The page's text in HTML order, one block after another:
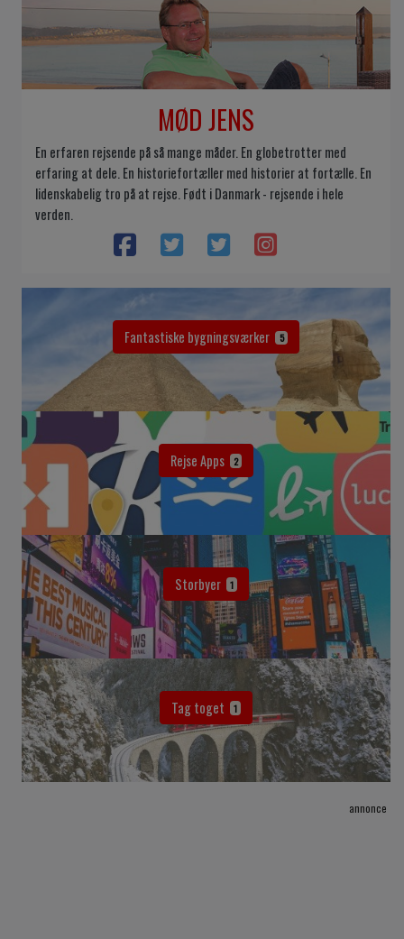
MØD JENS
En erfaren rejsende på så mange måder. En globetrotter med
erfaring at dele. En historiefortæller med historier at fortælle. En
lidenskabelig tro på at rejse. Født i Danmark - rejsende i hele
verden.
Fantastiske bygningsværker 5
Rejse Apps 2
Storbyer 1
Tag toget 1
annonce